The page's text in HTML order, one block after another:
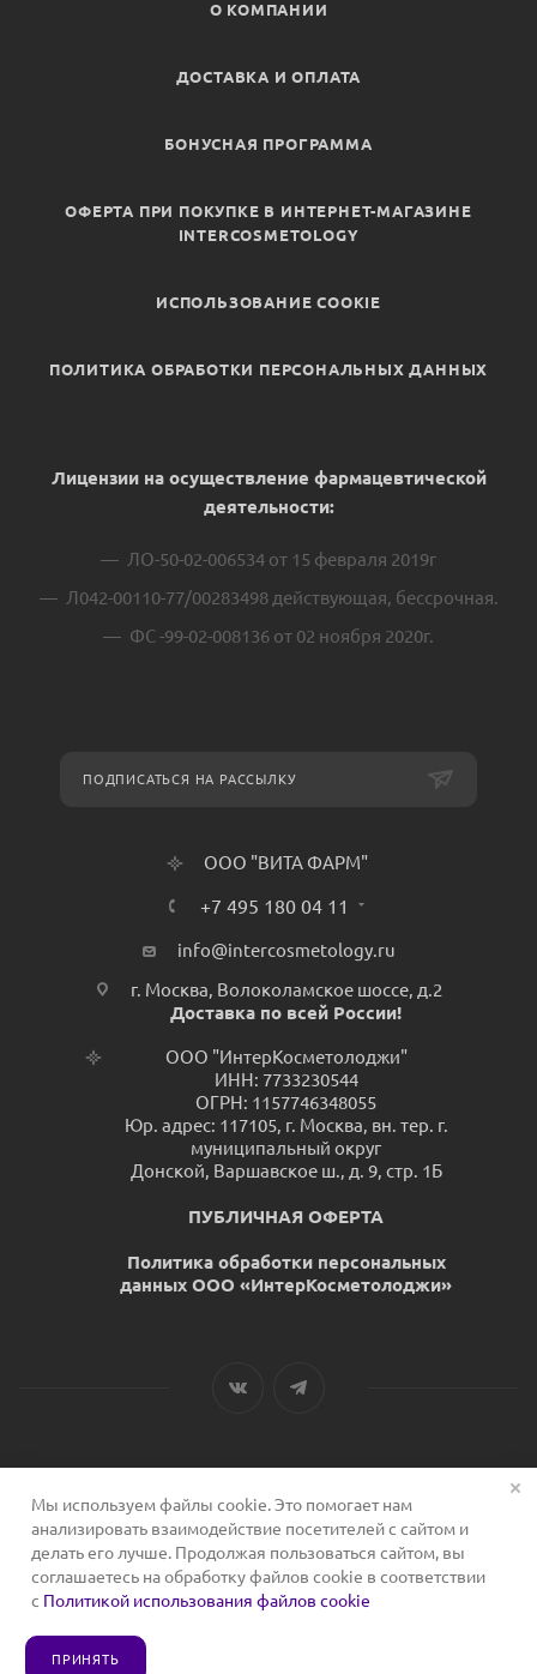
О КОМПАНИИ
ДОСТАВКА И ОПЛАТА
БОНУСНАЯ ПРОГРАММА
ОФЕРТА ПРИ ПОКУПКЕ В ИНТЕРНЕТ-МАГАЗИНЕ
INTERCOSMETOLOGY
ИСПОЛЬЗОВАНИЕ COOKIE
ПОЛИТИКА ОБРАБОТКИ ПЕРСОНАЛЬНЫХ ДАННЫХ
Лицензии на осуществление фармацевтической
деятельности:
ЛО-50-02-006534 от 15 февраля 2019г
Л042-00110-77/00283498 действующая, бессрочная.
ФС -99-02-008136 от 02 ноября 2020г.
ПОДПИСАТЬСЯ НА РАССЫЛКУ
ООО "ВИТА ФАРМ"
+7 495 180 04 11
info@intercosmetology.ru
г. Москва, Волоколамское шоссе, д.2
Доставка по всей России!
ООО "ИнтерКосметолоджи"
ИНН: 7733230544
ОГРН: 1157746348055
Юр. адрес: 117105, г. Москва, вн. тер. г.
муниципальный округ
Донской, Варшавское ш., д. 9, стр. 1Б
ПУБЛИЧНАЯ ОФЕРТА
Политика обработки персональных
данных ООО «ИнтерКосметолоджи»
2026 © Сервис для косметологов
Мы используем файлы cookie. Это помогает нам
анализировать взаимодействие посетителей с сайтом и
делать его лучше. Продолжая пользоваться сайтом, вы
соглашаетесь на обработку файлов cookie в соответствии
с Политикой использования файлов cookie
ПРИНЯТЬ